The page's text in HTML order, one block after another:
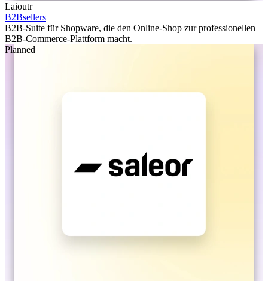
Laioutr
B2Bsellers
B2B-Suite für Shopware, die den Online-Shop zur professionellen
B2B-Commerce-Plattform macht.
Planned